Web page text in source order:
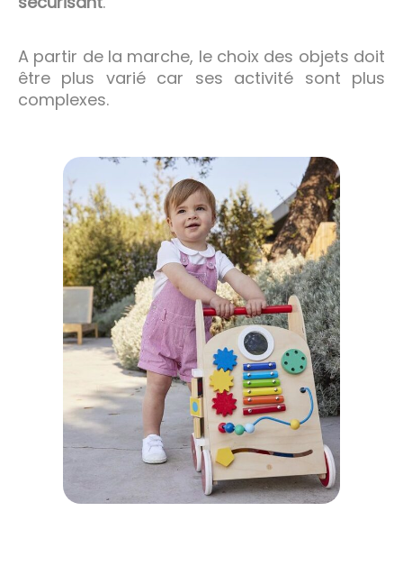
A partir de la marche, le choix des objets doit
être plus varié car ses activité sont plus
complexes.